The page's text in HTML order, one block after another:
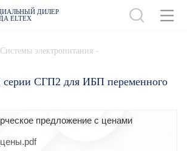
ДИЛЕР
ELTEX
Системы электропитания -
СГП2 для ИБП переменного
предложение с ценами